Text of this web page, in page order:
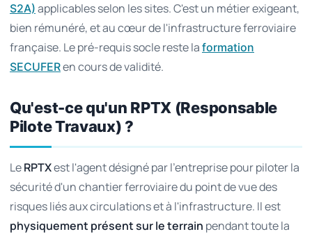
S2A) applicables selon les sites. C'est un métier exigeant,
bien rémunéré, et au cœur de l'infrastructure ferroviaire
française. Le pré-requis socle reste la formation
SECUFERen cours de validité.
Qu'est-ce qu'un RPTX (Responsable
Pilote Travaux) ?
LeRPTXest l'agent désigné par l'entreprise pour piloter la
sécurité d'un chantier ferroviaire du point de vue des
risques liés aux circulations et à l'infrastructure. Il est
physiquement présent sur le terrain pendant toute la